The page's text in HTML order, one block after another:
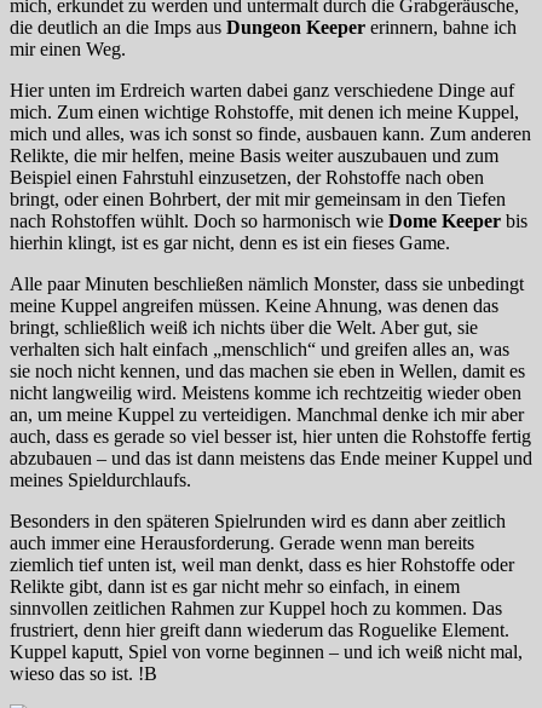
mich, erkundet zu werden und untermalt durch die Grabgeräusche,
die deutlich an die Imps aus Dungeon Keeper erinnern, bahne ich
mir einen Weg.
Hier unten im Erdreich warten dabei ganz verschiedene Dinge auf
mich. Zum einen wichtige Rohstoffe, mit denen ich meine Kuppel,
mich und alles, was ich sonst so finde, ausbauen kann. Zum anderen
Relikte, die mir helfen, meine Basis weiter auszubauen und zum
Beispiel einen Fahrstuhl einzusetzen, der Rohstoffe nach oben
bringt, oder einen Bohrbert, der mit mir gemeinsam in den Tiefen
nach Rohstoffen wühlt. Doch so harmonisch wie Dome Keeper bis
hierhin klingt, ist es gar nicht, denn es ist ein fieses Game.
Alle paar Minuten beschließen nämlich Monster, dass sie unbedingt
meine Kuppel angreifen müssen. Keine Ahnung, was denen das
bringt, schließlich weiß ich nichts über die Welt. Aber gut, sie
verhalten sich halt einfach „menschlich“ und greifen alles an, was
sie noch nicht kennen, und das machen sie eben in Wellen, damit es
nicht langweilig wird. Meistens komme ich rechtzeitig wieder oben
an, um meine Kuppel zu verteidigen. Manchmal denke ich mir aber
auch, dass es gerade so viel besser ist, hier unten die Rohstoffe fertig
abzubauen – und das ist dann meistens das Ende meiner Kuppel und
meines Spieldurchlaufs.
Besonders in den späteren Spielrunden wird es dann aber zeitlich
auch immer eine Herausforderung. Gerade wenn man bereits
ziemlich tief unten ist, weil man denkt, dass es hier Rohstoffe oder
Relikte gibt, dann ist es gar nicht mehr so einfach, in einem
sinnvollen zeitlichen Rahmen zur Kuppel hoch zu kommen. Das
frustriert, denn hier greift dann wiederum das Roguelike Element.
Kuppel kaputt, Spiel von vorne beginnen – und ich weiß nicht mal,
wieso das so ist. !B